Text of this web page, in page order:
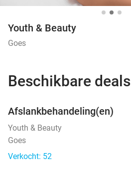
Youth & Beauty
Goes
Beschikbare deals
Afslankbehandeling(en)
Youth & Beauty
Goes
Verkocht: 52